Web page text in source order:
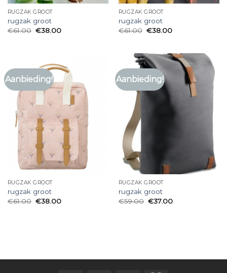
RUGZAK GROOT
rugzak groot
€61.00 €38.00
RUGZAK GROOT
rugzak groot
€61.00 €38.00
Aanbieding!
RUGZAK GROOT
rugzak groot
€61.00 €38.00
Aanbieding!
RUGZAK GROOT
rugzak groot
€59.00 €37.00